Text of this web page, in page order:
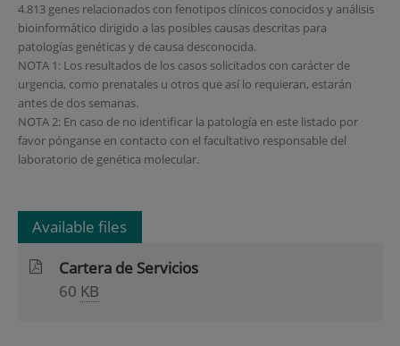
4.813 genes relacionados con fenotipos clínicos conocidos y análisis
bioinformático dirigido a las posibles causas descritas para
patologías genéticas y de causa desconocida.
NOTA 1: Los resultados de los casos solicitados con carácter de
urgencia, como prenatales u otros que así lo requieran, estarán
antes de dos semanas.
NOTA 2: En caso de no identificar la patología en este listado por
favor pónganse en contacto con el facultativo responsable del
laboratorio de genética molecular.
Available files
Cartera de Servicios
60 KB